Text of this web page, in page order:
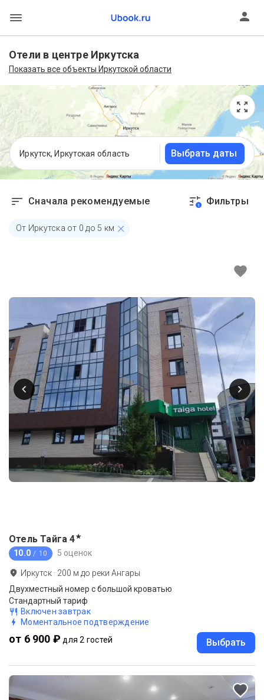
Отели в центре Иркутска
Показать все объекты Иркутской области
Иркутск, Иркутская область Выбрать даты
Сначала рекомендуемые 1 Фильтры
От Иркутска от 0 до 5 км
Отель Тайга 4★
10.0 / 10 5 оценок
Иркутск · 200 м до реки Ангары
Двухместный номер с большой кроватью
Стандартный тариф
Включен завтрак
Моментальное подтверждение
от 6 900 ₽ для 2 гостей Выбрать